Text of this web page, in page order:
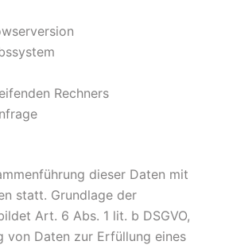
Rechners
dieser Daten mit
statt. Grundlage der
Art. 6 Abs. 1 lit. b DSGVO,
von Daten zur Erfüllung eines